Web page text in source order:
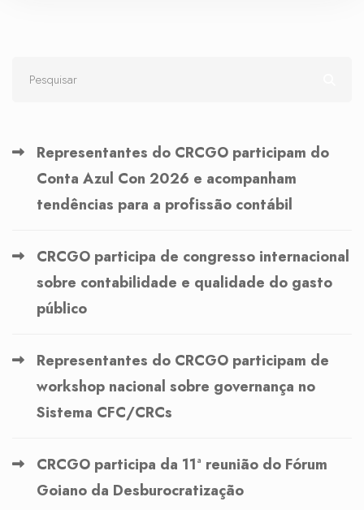
Representantes do CRCGO participam do
Conta Azul Con 2026 e acompanham
tendências para a profissão contábil
CRCGO participa de congresso internacional
sobre contabilidade e qualidade do gasto
público
Representantes do CRCGO participam de
workshop nacional sobre governança no
Sistema CFC/CRCs
CRCGO participa da 11ª reunião do Fórum
Goiano da Desburocratização